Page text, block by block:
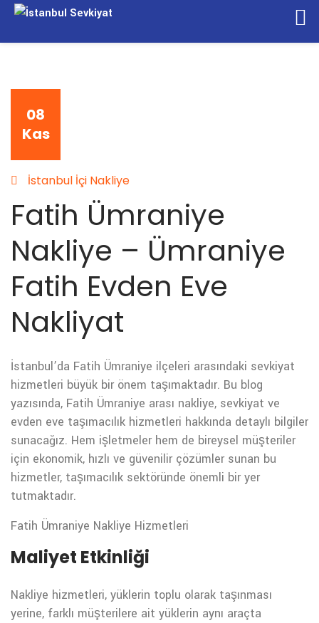
08
Kas
İstanbul İçi Nakliye
Fatih Ümraniye
Nakliye – Ümraniye
Fatih Evden Eve
Nakliyat
İstanbul’da Fatih Ümraniye ilçeleri arasındaki sevkiyat
hizmetleri büyük bir önem taşımaktadır. Bu blog
yazısında, Fatih Ümraniye arası nakliye, sevkiyat ve
evden eve taşımacılık hizmetleri hakkında detaylı bilgiler
sunacağız. Hem işletmeler hem de bireysel müşteriler
için ekonomik, hızlı ve güvenilir çözümler sunan bu
hizmetler, taşımacılık sektöründe önemli bir yer
tutmaktadır.
Fatih Ümraniye Nakliye Hizmetleri
Maliyet Etkinliği
Nakliye hizmetleri, yüklerin toplu olarak taşınması
yerine, farklı müşterilere ait yüklerin aynı araçta